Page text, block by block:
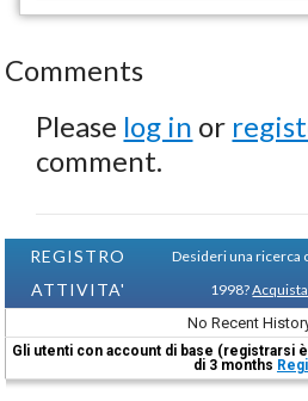
Comments
Please log in or
comment.
REGISTRO
ATTIVITA'
Desideri una ricerca
1998?
No Recent
Gli utenti con account di base (registrarsi
di 3 months